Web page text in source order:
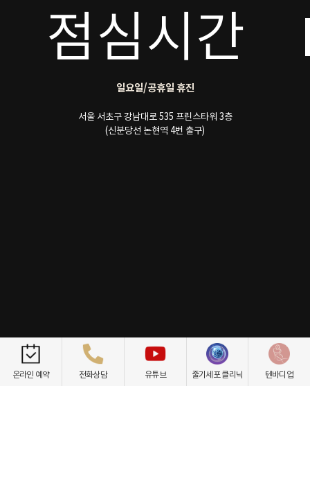
점심시간
일요일/공휴일 휴진
서울 서초구 강남대로 535 프린스타워 3층
(신분당선 논현역 4번 출구)
개인정보취급방침 이용약관 환자권리장전 비급여항목
온라인 예약 전화상담 유튜브 줄기세포 클리닉 텐바디업